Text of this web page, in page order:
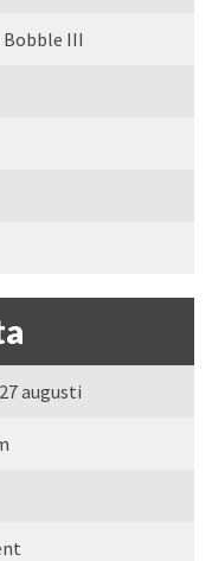
Bobble III
augusti